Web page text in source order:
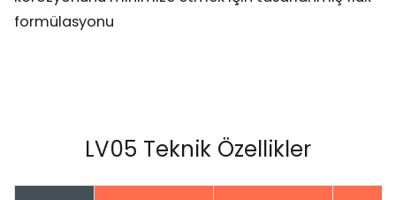
formülasyonu
LV05 Teknik Özellikler